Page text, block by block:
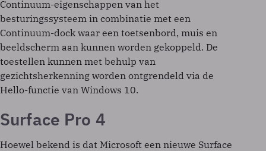
Continuum-eigenschappen van het
besturingssysteem in combinatie met een
Continuum-dock waar een toetsenbord, muis en
beeldscherm aan kunnen worden gekoppeld. De
toestellen kunnen met behulp van
gezichtsherkenning worden ontgrendeld via de
Hello-functie van Windows 10.
Surface Pro 4
Hoewel bekend is dat Microsoft een nieuwe Surface